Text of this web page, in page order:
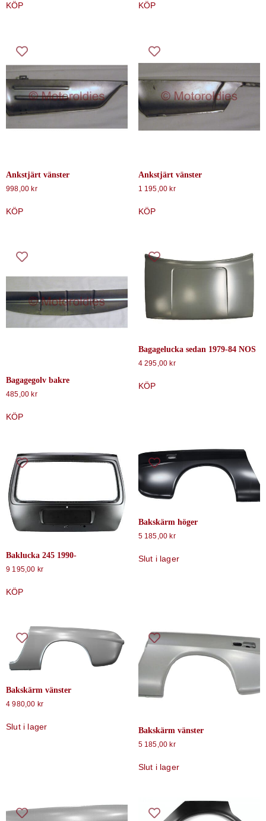
KÖP KÖP
Ankstjärt vänster
998,00kr
KÖP
Ankstjärt vänster
1 195,00kr
KÖP
Bagagegolv bakre
485,00kr
KÖP
Bagagelucka sedan 1979-84 NOS
4 295,00 kr
KÖP
Baklucka 245 1990-
9 195,00 kr
KÖP
Bakskärm höger
5 185,00kr
Slut i lager
Bakskärm vänster
4 980,00 kr
Slut i lager Bakskärm vänster
5 185,00kr
Slut i lager